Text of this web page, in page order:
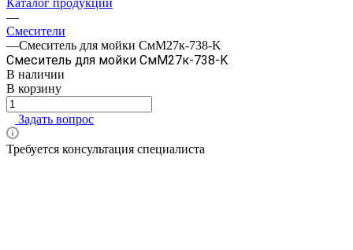
—
Смесители
—Смеситель для мойки СмМ27к-738-K
Смеситель для мойки СмМ27к-738-K
В наличии
В корзину
Задать вопрос
Требуется консультация специалиста